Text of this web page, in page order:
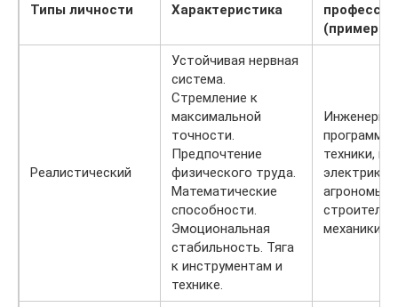
Типы личности Характеристика
профессия
(примеры)
Реалистический
Устойчивая нервная
система.
Стремление к
максимальной
точности.
Предпочтение
физического труда.
Математические
способности.
Эмоциональная
стабильность. Тяга
к инструментам и
технике.
Инженеры,
техники,
электрики,
агрономы,
строители,
механики.